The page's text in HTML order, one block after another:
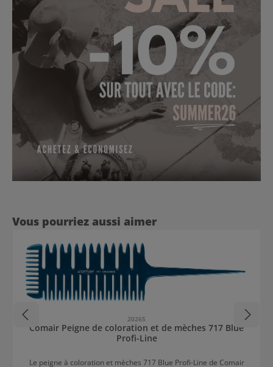
Ignorer la galerie de produits
Vous pourriez aussi aimer
20265
Comair Peigne de coloration et de mèches 717 Blue
Profi-Line
Le peigne à coloration et mèches 717 Blue Profi-Line de Comair